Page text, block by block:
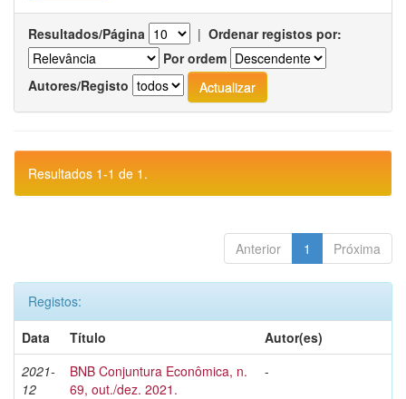
Resultados/Página | Ordenar registos por:
Por ordem
Autores/Registo
Resultados 1-1 de 1.
Anterior 1 Próxima
Registos:
Data
Título
Autor(es)
2021-
12
BNB Conjuntura Econômica, n.
69, out./dez. 2021.
-